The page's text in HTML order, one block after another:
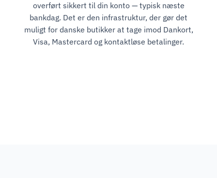
overført sikkert til din konto — typisk næste
bankdag. Det er den infrastruktur, der gør det
muligt for danske butikker at tage imod Dankort,
Visa, Mastercard og kontaktløse betalinger.